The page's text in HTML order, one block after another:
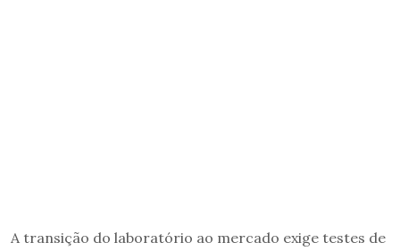
A transição do laboratório ao mercado exige testes de